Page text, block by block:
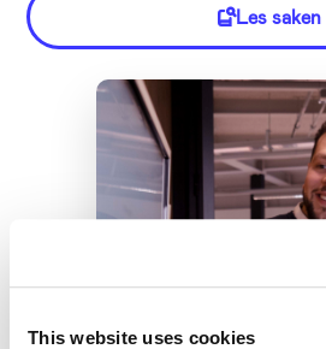
This website uses cookies
Les saken